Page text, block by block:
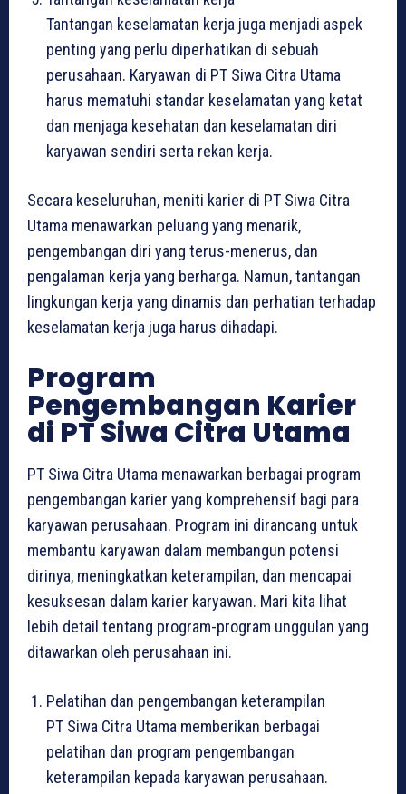
Tantangan keselamatan kerja juga menjadi aspek
penting yang perlu diperhatikan di sebuah
perusahaan. Karyawan di PT Siwa Citra Utama
harus mematuhi standar keselamatan yang ketat
dan menjaga kesehatan dan keselamatan diri
karyawan sendiri serta rekan kerja.
Secara keseluruhan, meniti karier di PT Siwa Citra
Utama menawarkan peluang yang menarik,
pengembangan diri yang terus-menerus, dan
pengalaman kerja yang berharga. Namun, tantangan
lingkungan kerja yang dinamis dan perhatian terhadap
keselamatan kerja juga harus dihadapi.
Program
Pengembangan Karier
di PT Siwa Citra Utama
PT Siwa Citra Utama menawarkan berbagai program
pengembangan karier yang komprehensif bagi para
karyawan perusahaan. Program ini dirancang untuk
membantu karyawan dalam membangun potensi
dirinya, meningkatkan keterampilan, dan mencapai
kesuksesan dalam karier karyawan. Mari kita lihat
lebih detail tentang program-program unggulan yang
ditawarkan oleh perusahaan ini.
Pelatihan dan pengembangan keterampilan
PT Siwa Citra Utama memberikan berbagai
pelatihan dan program pengembangan
keterampilan kepada karyawan perusahaan.